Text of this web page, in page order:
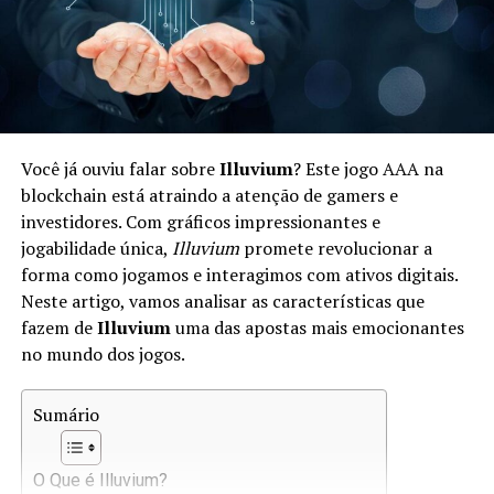
Como Funciona a Economia em Star
Atlas
A economia de Star Atlas é complexa e baseada em um
sistema de diferentes tipos de ativos digitais. Os
jogadores podem negociar naves,planetóidese outros
bens dentro do jogo. Aqui estão alguns aspectos chave:
Tokens:Star Atlas utiliza dois tokens principais —
ATLAS e POLIS. ATLAS é utilizado para transações
gerais, enquanto POLIS representa a governança.
Mercado:Os jogadores podem participar em um
mercado dinâmico onde vendem e compram ativos,
influenciando os preços com base na oferta e
demanda.
Play-to-Earn:
Você já ouviu falar sobreIlluvium? Este jogo AAA na
blockchain está atraindo a atenção de gamers e
investidores. Com gráficos impressionantes e
jogabilidade única, Illuviumpromete revolucionar a
forma como jogamos e interagimos com ativos digitais.
Neste artigo, vamos analisar as características que
fazem deIlluviumuma das apostas mais emocionantes
no mundo dos jogos.
Sumário
O Que é Illuvium?